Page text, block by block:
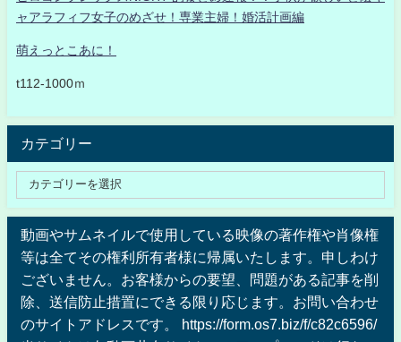
ャアラフィフ女子のめざせ！専業主婦！婚活計画編
萌えっとこあに！
t112-1000ｍ
カテゴリー
動画やサムネイルで使用している映像の著作権や肖像権
等は全てその権利所有者様に帰属いたします。申しわけ
ございません。お客様からの要望、問題がある記事を削
除、送信防止措置にできる限り応じます。お問い合わせ
のサイトアドレスです。 https://form.os7.biz/f/c82c6596/